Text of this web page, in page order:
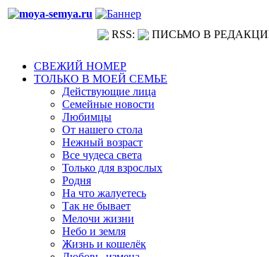
RSS: ПИСЬМО В
СВЕЖИЙ НОМЕР
ТОЛЬКО В МОЕЙ СЕМЬЕ
Действующие лица
Семейные новости
Любимцы
От нашего стола
Нежный возраст
Все чудеса света
Только для взрослых
Родня
На что жалуетесь
Так не бывает
Мелочи жизни
Небо и земля
Жизнь и кошелёк